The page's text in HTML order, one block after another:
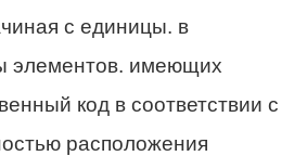
с единицы. в
элементов. имеющих
код в соответствии с
расположения